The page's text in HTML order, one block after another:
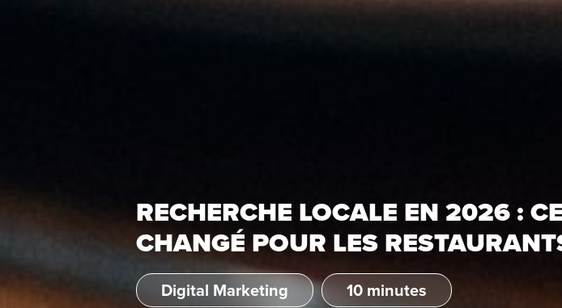
RECHERCHE LOCALE EN 2026 :
CHANGÉ POUR LES
Digital Marketing 10 minutes